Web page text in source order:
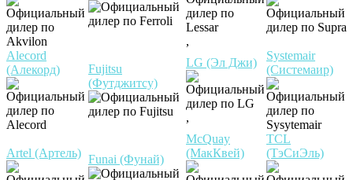
,
Alecord
(Алекорд)
Fujitsu
(Футджитсу)
LG (Эл Джи)
,
Systemair
(Системаир)
Artel (Артель) Funai (Фунай)
McQuay
(МакКвей)
TCL
(ТэСиЭль)